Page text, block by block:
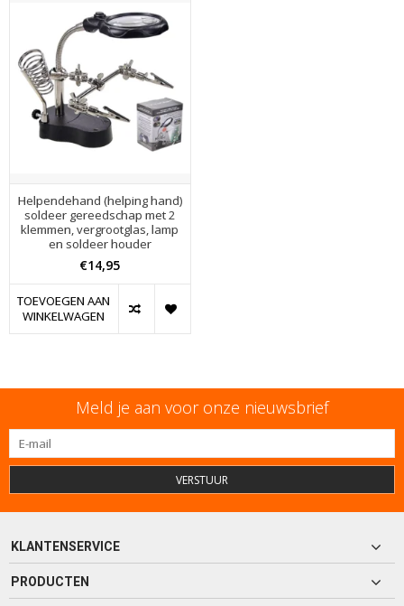
Helpendehand (helping hand)
soldeer gereedschap met 2
klemmen, vergrootglas, lamp
en soldeer houder
€14,95
TOEVOEGEN AAN
WINKELWAGEN
Meld je aan voor onze nieuwsbrief
VERSTUUR
KLANTENSERVICE
PRODUCTEN